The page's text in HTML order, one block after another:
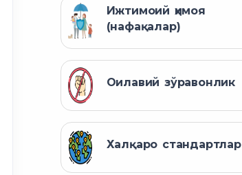
Ижтимоий ҳимоя
(нафақалар)
Оилавий зўравонлик
Халқаро стандартлар